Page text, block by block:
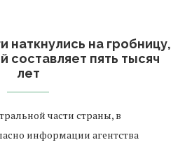
наткнулись на гробницу,
составляет пять тысяч
лет
части страны, в
информации агентства